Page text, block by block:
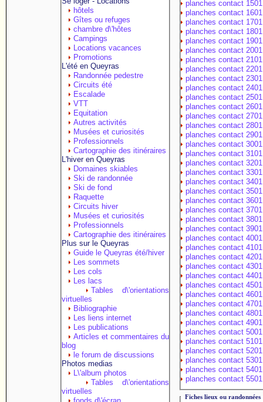
hôtels
Gîtes ou refuges
chambre d\'hôtes
Campings
Locations vacances
Promotions
L'été en Queyras
Randonnée pedestre
Circuits été
Escalade
VTT
Equitation
Autres activités
Musées et curiosités
Professionnels
Cartographie des itinéraires
L'hiver en Queyras
Domaines skiables
Ski de randonnée
Ski de fond
Raquette
Circuits hiver
Musées et curiosités
Professionnels
Cartographie des itinéraires
Plus sur le Queyras
Guide le Queyras été/hiver
Les sommets
Les cols
Les lacs
Tables d\'orientations
virtuelles
Bibliographie
Les liens internet
Les publications
Articles et commentaires du
blog
le forum de discussions
Photos medias
L\'album photos
Tables d\'orientations
virtuelles
planches contact
planches contact
planches contact
planches contact
planches contact
planches contact
planches contact
planches contact
planches contact
planches contact
planches contact
planches contact
planches contact
planches contact
planches contact
planches contact
planches contact
planches contact
planches contact
planches contact
planches contact
planches contact
planches contact
planches contact
planches contact
planches contact
planches contact
planches contact
planches contact
planches contact
planches contact
planches contact
planches contact
planches contact
planches contact
planches contact
planches contact
planches contact
planches contact
planches contact
planches contact
Fiches lieux ou randonnées